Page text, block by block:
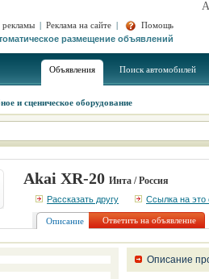
| Реклама на сайте |
Помощь
размещение объявлений
Объявления Поиск автомобилей
и сценическое оборудование
Akai XR-20 Инта / Россия
Рассказать другу Ссылка на это
Описание Ответить на объявление
Описание